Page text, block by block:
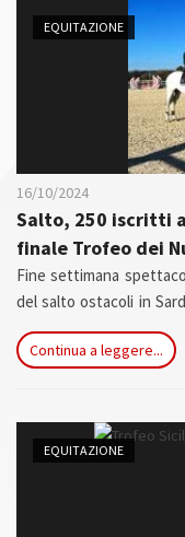
n
EQUITAZIONE
16/10/2024
Salto, 250 iscritti
finale Trofeo dei
Fine settimana
del salto ostacoli in
gli impiantiAgris di
Jumping Tour,
Continua a leggere...
EQUITAZIONE